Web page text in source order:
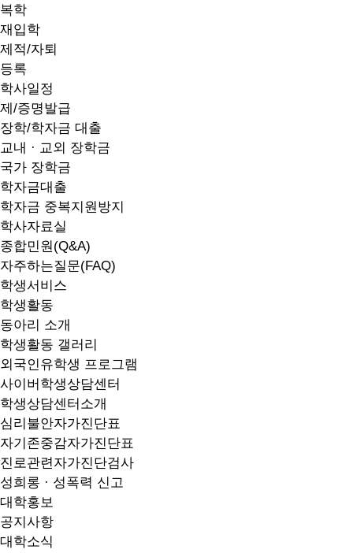
복학
재입학
제적/자퇴
등록
학사일정
제/증명발급
장학/학자금 대출
교내 · 교외 장학금
국가 장학금
학자금대출
학자금 중복지원방지
학사자료실
종합민원(Q&A)
자주하는질문(FAQ)
학생서비스
학생활동
동아리 소개
학생활동 갤러리
외국인유학생 프로그램
사이버학생상담센터
학생상담센터소개
심리불안자가진단표
자기존중감자가진단표
진로관련자가진단검사
성희롱 · 성폭력 신고
대학홍보
공지사항
대학소식